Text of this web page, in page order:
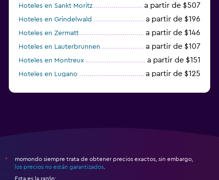
Hoteles en Sankt Moritz a partir de $507
Hoteles en Grindelwald a partir de $196
Hoteles en Zermatt a partir de $146
Hoteles en Lauterbrunnen a partir de $107
Hoteles en Montreux a partir de $151
Hoteles en Lugano a partir de $125
*
momondo siempre trata de obtener precios exactos, sin embargo,
los precios no están garantizados
Esta es la razón: